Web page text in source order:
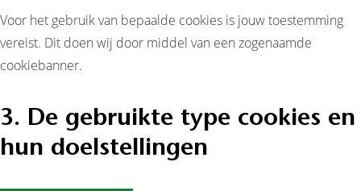
Voor het gebruik van bepaalde cookies is jouw toestemming
vereist. Dit doen wij door middel van een zogenaamde
cookiebanner.
3. De gebruikte type cookies en
hun doelstellingen